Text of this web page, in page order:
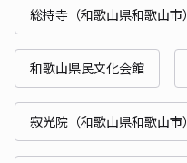
総持寺（和歌山県和歌山市）
和歌山県民文化会館
寂光院（和歌山県和歌山市）